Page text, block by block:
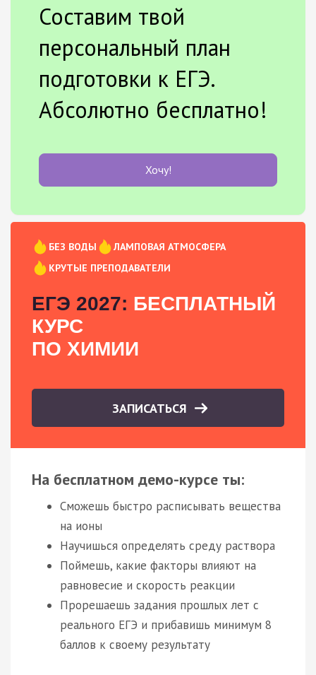
Составим твой
персональный план
подготовки к ЕГЭ.
Абсолютно бесплатно!
Хочу!
БЕЗ ВОДЫ
ЛАМПОВАЯ АТМОСФЕРА
КРУТЫЕ ПРЕПОДАВАТЕЛИ
ЕГЭ 2027: БЕСПЛАТНЫЙ
КУРС
ПО ХИМИИ
ЗАПИСАТЬСЯ
На бесплатном демо-курсе ты:
Сможешь быстро расписывать вещества
на ионы
Научишься определять среду раствора
Поймешь, какие факторы влияют на
равновесие и скорость реакции
Прорешаешь задания прошлых лет с
реального ЕГЭ и прибавишь минимум 8
баллов к своему результату